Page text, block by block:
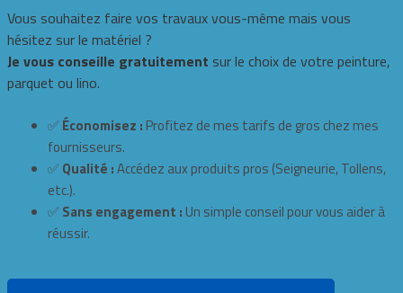
Vous souhaitez faire vos travaux vous-même mais vous
hésitez sur le matériel ?
Je vous conseille gratuitement sur le choix de votre peinture,
parquet ou lino.
✅ Économisez : Profitez de mes tarifs de gros chez mes
fournisseurs.
✅ Qualité :Accédez aux produits pros (Seigneurie, Tollens,
etc.).
✅ Sans engagement : Un simple conseil pour vous aider à
réussir.